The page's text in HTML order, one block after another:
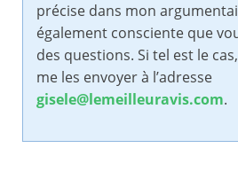
précise dans mon
également consciente que
des questions. Si tel est le
me les envoyer à l’adresse
gisele@lemeilleuravis.com.